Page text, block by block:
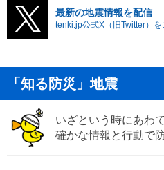
最新の地震情報を配信
tenki.jp公式X（旧Twitter）を
「知る防災」地震
いざという時にあわ
確かな情報と行動で